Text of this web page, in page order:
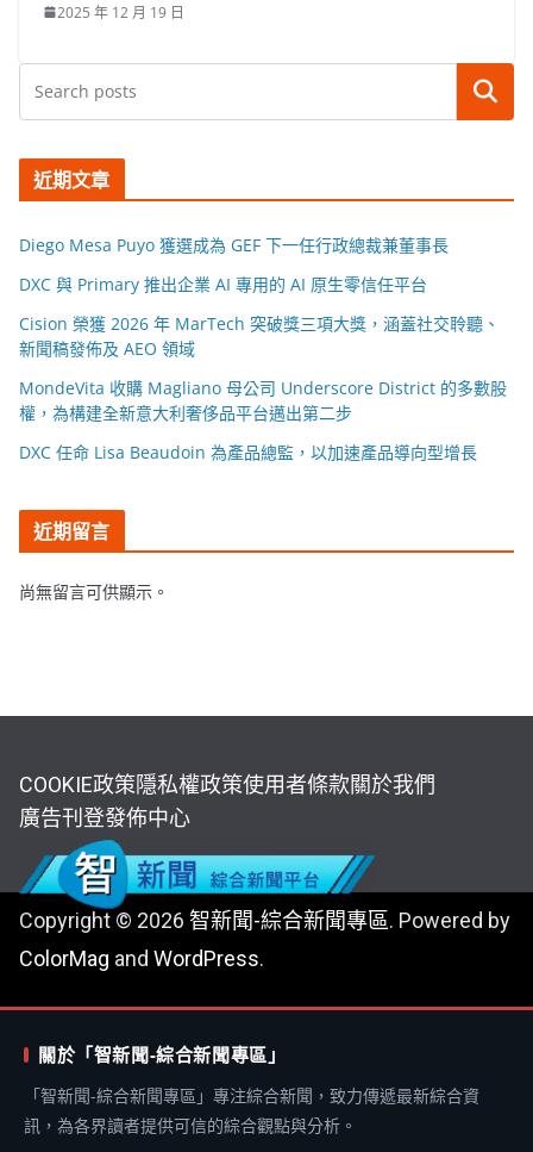
2025 年 12 月 19 日
搜尋
近期文章
Diego Mesa Puyo 獲選成為 GEF 下一任行政總裁兼董事長
DXC 與 Primary 推出企業 AI 專用的 AI 原生零信任平台
Cision 榮獲 2026 年 MarTech 突破獎三項大獎，涵蓋社交聆聽、
新聞稿發佈及 AEO 領域
MondeVita 收購 Magliano 母公司 Underscore District 的多數股
權，為構建全新意大利奢侈品平台邁出第二步
DXC 任命 Lisa Beaudoin 為產品總監，以加速產品導向型增長
近期留言
尚無留言可供顯示。
COOKIE政策隱私權政策使用者條款關於我們
廣告刊登發佈中心
Copyright © 2026 智新聞-綜合新聞專區. Powered by
ColorMag and WordPress.
關於「智新聞-綜合新聞專區」
「智新聞-綜合新聞專區」專注綜合新聞，致力傳遞最新綜合資
訊，為各界讀者提供可信的綜合觀點與分析。